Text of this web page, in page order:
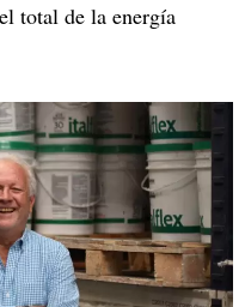
total de la energía